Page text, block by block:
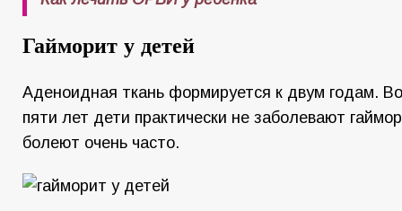
Гайморит у детей
Аденоидная ткань формируется к двум годам.
пяти лет дети практически не заболевают
болеют очень часто.